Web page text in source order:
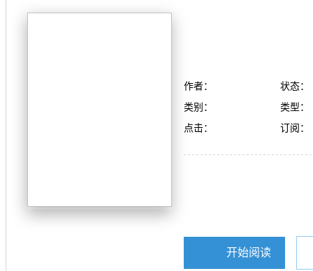
作者：
状态：
类别：
类型：
点击：
订阅：
开始阅读